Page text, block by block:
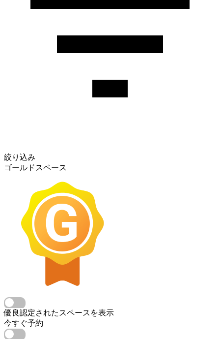
絞り込み
ゴールドスペース
優良認定されたスペースを表示
今すぐ予約